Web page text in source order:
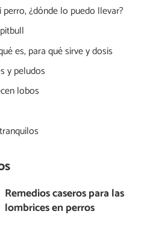
¿dónde lo puedo llevar?
es, para qué sirve y dosis
y peludos
lobos
Remedios caseros para las
lombrices en perros